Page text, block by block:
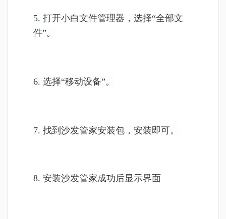
5. 打开小白文件管理器，选择“全部文
件”。
6. 选择“移动设备”。
7. 找到沙发管家安装包，安装即可。
8. 安装沙发管家成功后显示界面